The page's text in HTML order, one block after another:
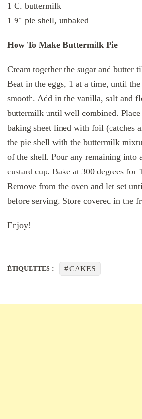
1 C. buttermilk
1 9″ pie shell, unbaked
How To Make Buttermilk Pie
Cream together the sugar and butter
Beat in the eggs, 1 at a time, until
smooth. Add in the vanilla, salt and
buttermilk until well combined. Place
baking sheet lined with foil (catches
the pie shell with the buttermilk
of the shell. Pour any remaining into
custard cup. Bake at 300 degrees for
Remove from the oven and let set
before serving. Store covered in the
Enjoy!
ÉTIQUETTES : CAKES